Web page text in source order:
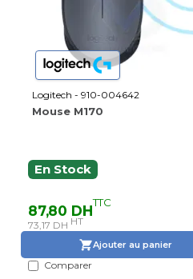
Logitech - 910-004642
Mouse M170
En Stock
87,80 DHTTC
73,17 DH HT
Ajouter au panier
Comparer